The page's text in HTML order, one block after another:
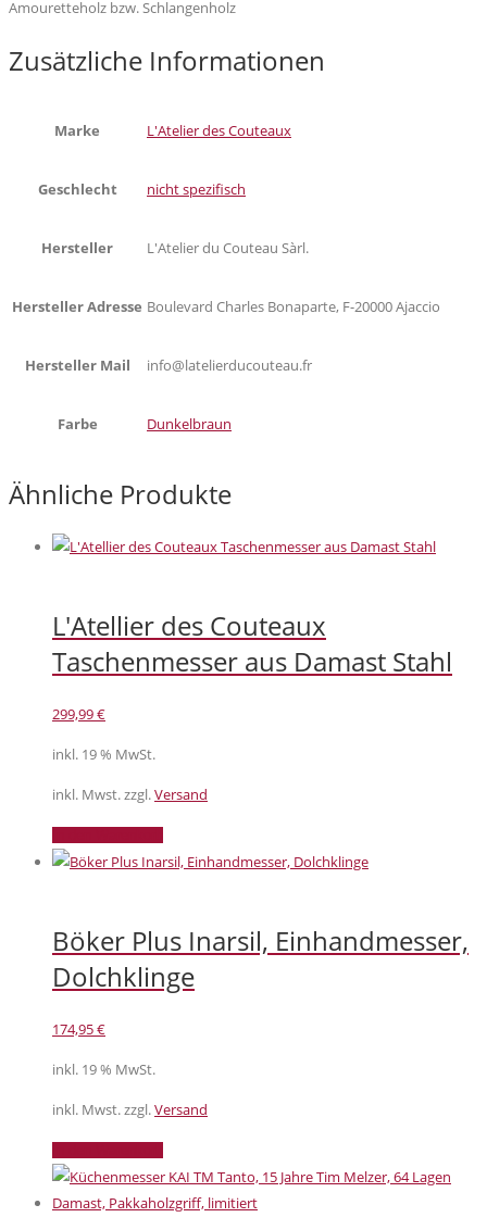
Amouretteholz bzw. Schlangenholz
Zusätzliche Informationen
Marke L'Atelier des Couteaux
Geschlecht nicht spezifisch
Hersteller L'Atelier du Couteau Sàrl.
Hersteller Adresse Boulevard Charles Bonaparte, F-20000 Ajaccio
Hersteller Mail info@latelierducouteau.fr
Farbe Dunkelbraun
Ähnliche Produkte
L'Atellier des Couteaux
Taschenmesser aus Damast Stahl
299,99€
inkl. 19 % MwSt.
inkl. Mwst. zzgl.Versand
Böker Plus Inarsil, Einhandmesser,
Dolchklinge
174,95€
inkl. 19 % MwSt.
inkl. Mwst. zzgl.Versand